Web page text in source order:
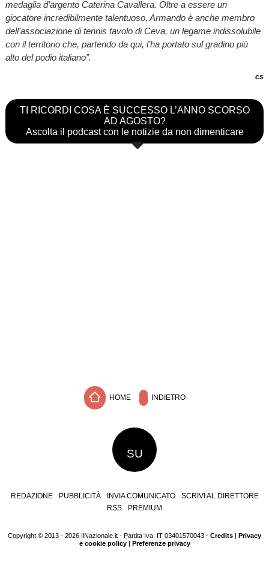
medaglia d’argento Caterina Cavallera. Oltre a essere un
giocatore incredibilmente talentuoso, Armando è anche membro
dell’associazione di tennis tavolo di Ceva, un legame indissolubile
con il territorio che, partendo da qui, l’ha portato sul gradino più
alto del podio italiano”.
cs
TI RICORDI COSA È SUCCESSO L’ANNO SCORSO
AD AGOSTO?
Ascolta il podcast con le notizie da non dimenticare
HOME INDIETRO
SU
REDAZIONE PUBBLICITÀ INVIA COMUNICATO
SCRIVI AL DIRETTORE
RSS
PREMIUM
Copyright © 2013 - 2026 IlNazionale.it - Partita Iva: IT 03401570043 - Credits | Privacy
e cookie policy| Preferenze privacy